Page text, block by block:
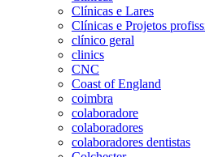
Clínicas e Lares
Clínicas e Projetos
clínico geral
clinics
CNC
Coast of England
coimbra
colaboradore
colaboradores
colaboradores dentistas